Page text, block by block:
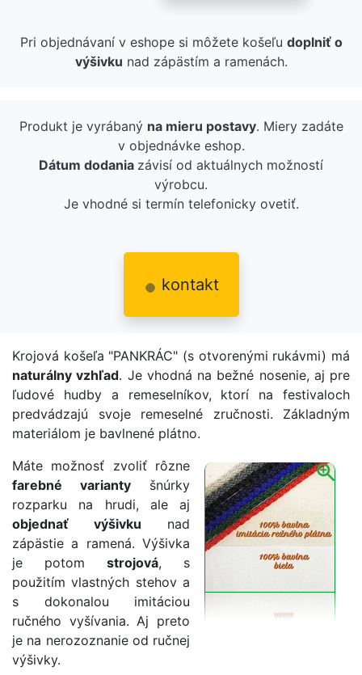
Pri objednávaní v eshope si môžete košeľu doplniť o
výšivku nad zápästím a ramenách.
Produkt je vyrábaný na mieru postavy. Miery zadáte
v objednávke eshop.
Dátum dodania závisí od aktuálnych možností
výrobcu.
Je vhodné si termín telefonicky ovetiť.
kontakt
Krojová košeľa "PANKRÁC" (s otvorenými rukávmi) má
naturálny vzhľad. Je vhodná na bežné nosenie, aj pre
ľudové hudby a remeselníkov, ktorí na festivaloch
predvádzajú svoje remeselné zručnosti. Základným
materiálom je bavlnené plátno.
Máte možnosť zvoliť rôzne
farebné varianty šnúrky
rozparku na hrudi, ale aj
objednať výšivku nad
zápästie a ramená. Výšivka
je potom strojová, s
použitím vlastných stehov a
s dokonalou imitáciou
ručného vyšívania. Aj preto
je na nerozoznanie od ručnej
výšivky.